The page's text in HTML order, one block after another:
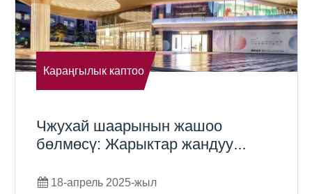
Караңгылык каптоо
Чжухай шаарынын жашоо
бөлмөсү: Жарыктар жандуу
жарыктандырат
18-апрель 2025-жыл